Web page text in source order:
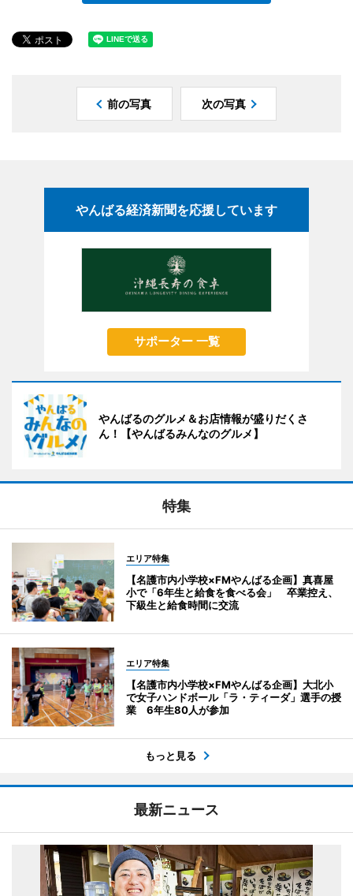
前の写真 次の写真
やんばる経済新聞を応援しています
サポーター 一覧
やんばるのグルメ＆お店情報が盛りだくさ
ん！【やんばるみんなのグルメ】
特集
エリア特集
【名護市内小学校×FMやんばる企画】真喜屋
小で「6年生と給食を食べる会」 卒業控え、
下級生と給食時間に交流
エリア特集
【名護市内小学校×FMやんばる企画】大北小
で女子ハンドボール「ラ・ティーダ」選手の授
業 6年生80人が参加
もっと見る
最新ニュース